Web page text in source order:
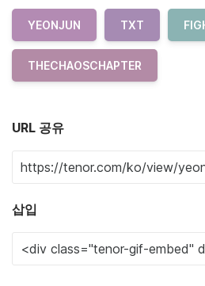
YEONJUN TXT
THECHAOSCHAPTER
URL 공유
삽입